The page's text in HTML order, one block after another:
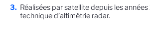
Réalisées par satellite depuis les
technique d’altimétrie radar.